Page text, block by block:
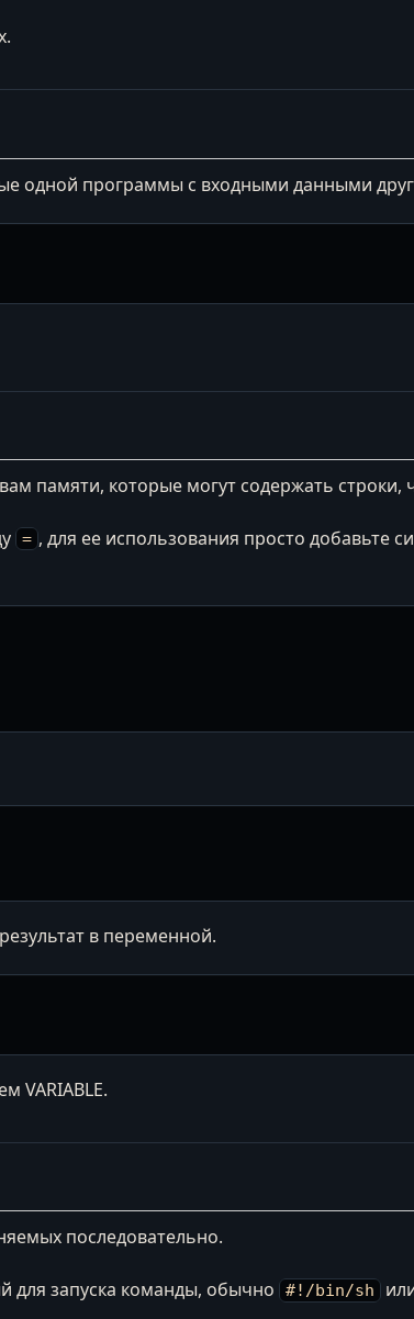
одной программы с входными данными
памяти, которые могут содержать строки,
= , для ее использования просто добавьте
в переменной.
VARIABLE.
последовательно.
для запуска команды, обычно #!/bin/sh